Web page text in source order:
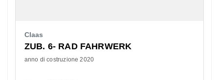
Claas
ZUB. 6- RAD FAHRWERK
anno di costruzione 2020